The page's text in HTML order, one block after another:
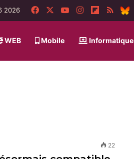
2026 FacebookYouTubeInstagramFlipboard
RSS
WEB Mobile Informatique
22